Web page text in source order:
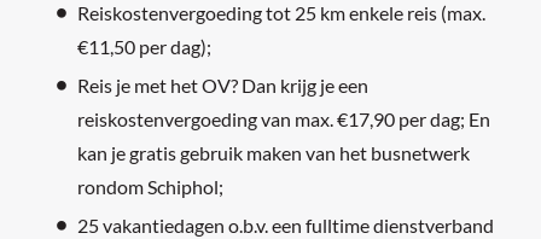
Reiskostenvergoeding tot 25 km enkele reis (max.
€11,50 per dag);
Reis je met het OV? Dan krijg je een
reiskostenvergoeding van max. €17,90 per dag; En
kan je gratis gebruik maken van het busnetwerk
rondom Schiphol;
25 vakantiedagen o.b.v. een fulltime dienstverband